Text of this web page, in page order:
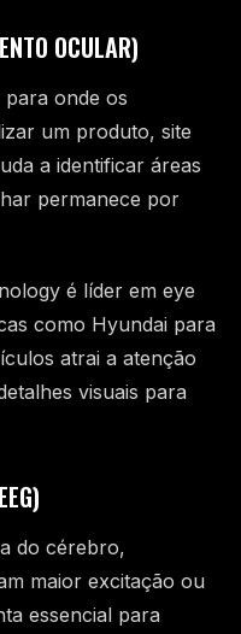
OCULAR)
onde os
um produto, site
a identificar áreas
permanece por
é líder em eye
como Hyundai para
atrai a atenção
visuais para
do cérebro,
maior excitação ou
essencial para